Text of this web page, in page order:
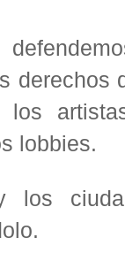
derechos
los
lobbies.
los